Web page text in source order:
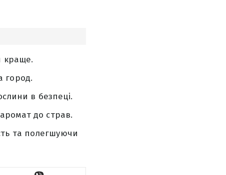
краще.
город.
в безпеці.
до страв.
та полегшуючи